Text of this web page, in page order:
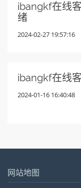
ibangkf在线
绪
2024-02-27 19:57:16
ibangkf在线
2024-01-16 16:40:48
网站地图